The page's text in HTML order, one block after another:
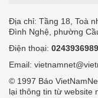
Địa chỉ: Tầng 18, Toà
Đình Nghệ, phường
Điện thoại:
Email:
© 1997 Báo
lại thông tin từ website